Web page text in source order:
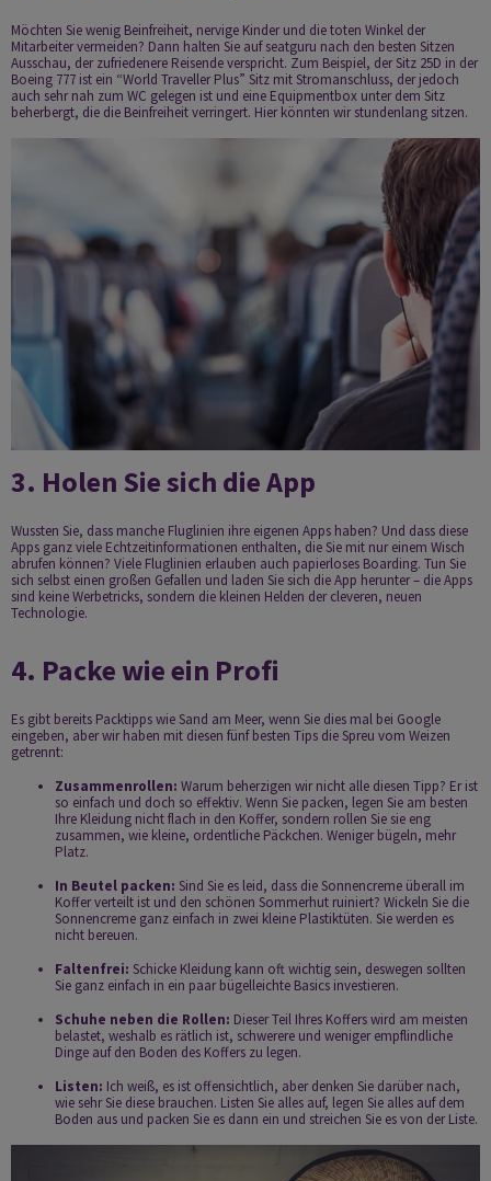
Möchten Sie wenig Beinfreiheit, nervige Kinder und die toten Winkel der
Mitarbeiter vermeiden? Dann halten Sie aufseatguru nach den besten Sitzen
Ausschau, der zufriedenere Reisende verspricht. Zum Beispiel, der Sitz 25D in der
Boeing 777 ist ein “World Traveller Plus” Sitz mit Stromanschluss, der jedoch
auch sehr nah zum WC gelegen ist und eine Equipmentbox unter dem Sitz
beherbergt, die die Beinfreiheit verringert. Hier könnten wir stundenlang sitzen.
3. Holen Sie sich die App
Wussten Sie, dass manche Fluglinien ihre eigenen Apps haben? Und dass diese
Apps ganz viele Echtzeitinformationen enthalten, die Sie mit nur einem Wisch
abrufen können? Viele Fluglinien erlauben auch papierloses Boarding. Tun Sie
sich selbst einen großen Gefallen und laden Sie sich die App herunter – die Apps
sind keine Werbetricks, sondern die kleinen Helden der cleveren, neuen
Technologie.
4. Packe wie ein Profi
Es gibt bereits Packtipps wie Sand am Meer, wenn Sie dies mal bei Google
eingeben, aber wir haben mit diesen fünf besten Tips die Spreu vom Weizen
getrennt:
Zusammenrollen: Warum beherzigen wir nicht alle diesen Tipp? Er ist
so einfach und doch so effektiv. Wenn Sie packen, legen Sie am besten
Ihre Kleidung nicht flach in den Koffer, sondern rollen Sie sie eng
zusammen, wie kleine, ordentliche Päckchen. Weniger bügeln, mehr
Platz.
In Beutel packen: Sind Sie es leid, dass die Sonnencreme überall im
Koffer verteilt ist und den schönen Sommerhut ruiniert? Wickeln Sie die
Sonnencreme ganz einfach in zwei kleine Plastiktüten. Sie werden es
nicht bereuen.
Faltenfrei: Schicke Kleidung kann oft wichtig sein, deswegen sollten
Sie ganz einfach in ein paar bügelleichte Basics investieren.
Schuhe neben die Rollen: Dieser Teil Ihres Koffers wird am meisten
belastet, weshalb es rätlich ist, schwerere und weniger empflindliche
Dinge auf den Boden des Koffers zu legen.
Listen: Ich weiß, es ist offensichtlich, aber denken Sie darüber nach,
wie sehr Sie diese brauchen. Listen Sie alles auf, legen Sie alles auf dem
Boden aus und packen Sie es dann ein und streichen Sie es von der Liste.